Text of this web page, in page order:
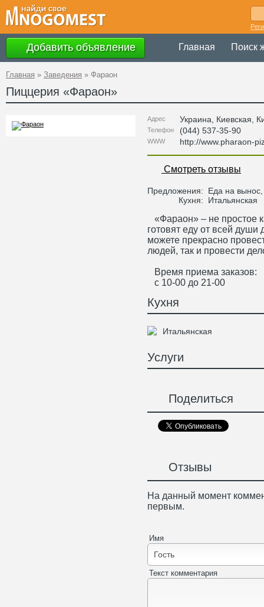
Добавить объявление Главная Поиск
Главная » Заведения » Фараон
Пиццерия «Фараон»
Адрес Украина Киевская ,
Телефон (044) 537-35-90
WWW http://www.pharaon-
Смотреть отзывы
Предложения:
Еда на
Кухня:
Итальянская
«Фараон» – не простое
готовят еду от всей души
можете прекрасно
людей, так и провести
Время приема заказов:
с 10-00 до 21-00
Кухня
Итальянская
Услуги
Поделиться
Отзывы
На данный момент
первым.
Имя
Текст комментария